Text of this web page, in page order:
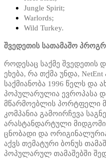
Jungle Spirit;
Warlords;
Wild Turkey.
შვედეთის სათამაშო
როდესაც საქმე შვედეთის
ეხება, რა თქმა უნდა,
საქმიანობა 1996 წელს და
პოპულარულია ევროპასა
მწარმოებლის პორტფელი
კომპანია გამოირჩევა
არასტანდარტული
ცნობადი და
აქვს თემატური ბონუს
პოპულარულ თამაშებში